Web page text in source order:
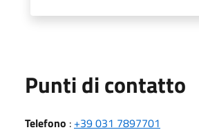
Punti di contatto
Telefono : +39 031 7897701